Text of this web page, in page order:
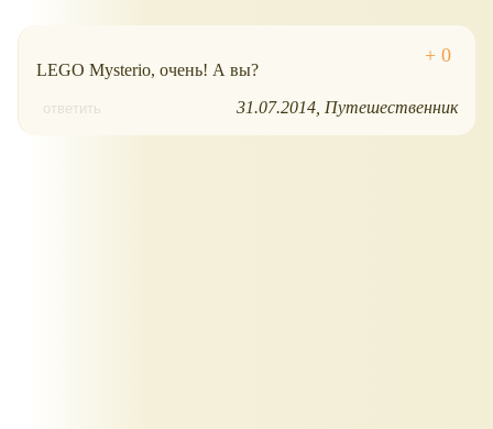
LEGO Mysterio, очень! А вы?
ответить 31.07.2014 Путешественник